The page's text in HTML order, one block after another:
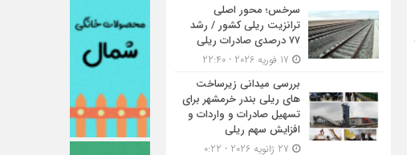
سرخس؛ محور اصلی
ترانزیت ریلی کشور / رشد
۷۷ درصدی صادرات ریلی
بررسی میدانی زیرساخت
های ریلی بندر خرمشهر برای
تسهیل صادرات و واردات و
افزایش سهم ریلی